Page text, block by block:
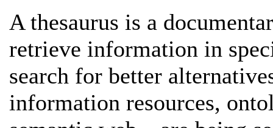
A thesaurus is a
retrieve information in
search for better
information resources,